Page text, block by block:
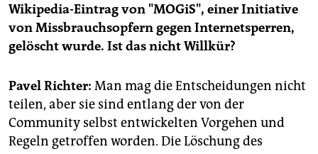
unterstützen
abo
epaper login
Wikipedia-Eintrag von "MOGiS", einer Initiative
von Missbrauchsopfern gegen Internetsperren,
gelöscht wurde. Ist das nicht Willkür?
Pavel Richter: Man mag die Entscheidungen nicht
teilen, aber sie sind entlang der von der
Community selbst entwickelten Vorgehen und
Regeln getroffen worden. Die Löschung des